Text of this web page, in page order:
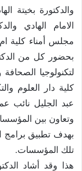
والدكتورة بخيتة
الامام الهادي
مجلس أمناء كلية
بحضور كل من
لتكنولوجيا
كلية دار العلوم
عبد الجليل نائب
وتعاون بين
بهدف تطبيق برامج
تلك المؤسسات.
هذا وقد أشاد